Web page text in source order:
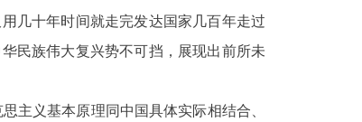
几十年时间就走完发达国家几百年走过
民族伟大复兴势不可挡，展现出前所未
主义基本原理同中国具体实际相结合、